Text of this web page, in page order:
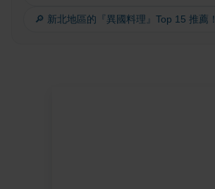
🔎 新北地區的『異國料理』Top 15 推薦！